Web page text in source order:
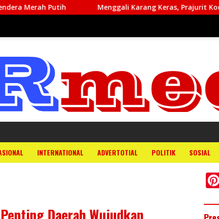
Menggali Karang Keras, Prajurit Kodim 1708/BN
INTERNATIONAL ADVERTOTIAL POLITIK SOSIAL
Daerah Wujudkan